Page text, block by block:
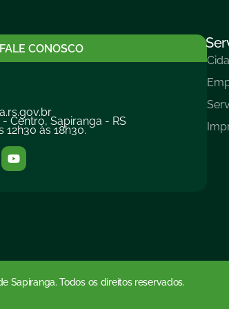
FALE CONOSCO
Centro, Sapiranga - RS
12h30 às 18h30.
Sapiranga. Todos os direitos reservados.